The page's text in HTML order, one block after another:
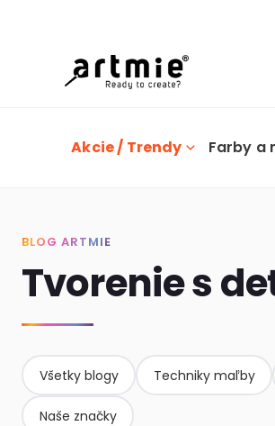
Akcie / Trendy Farby a
BLOG ARTMIE
Tvorenie s
Všetky blogy Techniky maľby
Naše značky